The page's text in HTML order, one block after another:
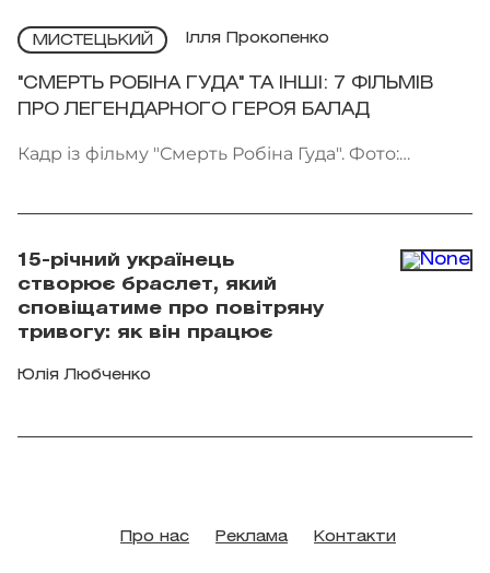
МИСТЕЦЬКИЙ Ілля Прокопенко
"СМЕРТЬ РОБІНА ГУДА" ТА ІНШІ: 7 ФІЛЬМІВ
ПРО ЛЕГЕНДАРНОГО ГЕРОЯ БАЛАД
Кадр із фільму "Смерть Робіна Гуда". Фото:
15-річний українець
створює браслет, який
сповіщатиме про повітряну
тривогу: як він працює
Юлія Любченко
Про нас Реклама Контакти